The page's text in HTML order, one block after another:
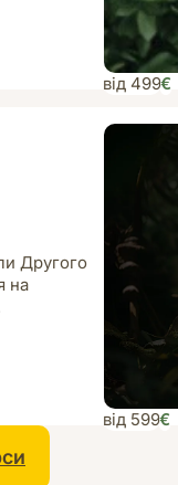
від 499€
Другого
на
від 599€